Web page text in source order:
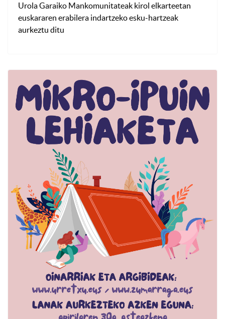
Urola Garaiko Mankomunitateak kirol elkarteetan
euskararen erabilera indartzeko esku-hartzeak
aurkeztu ditu